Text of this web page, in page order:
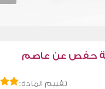
حفص عن عاصم
تقييم المادة: